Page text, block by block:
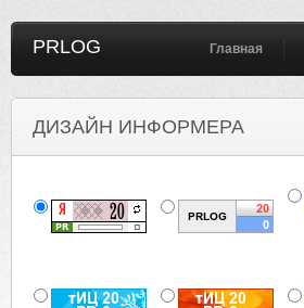
PRLOG Главная
ДИЗАЙН ИНФОРМЕРА